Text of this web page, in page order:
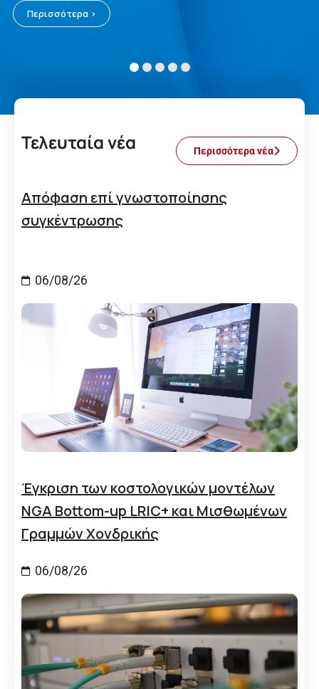
Περισσότερα >
Τελευταία νέα Περισσότερα νέα
Απόφαση επί γνωστοποίησης
συγκέντρωσης
06/08/26
Έγκριση των κοστολογικών μοντέλων
NGA Bottom-up LRIC+ και Μισθωμένων
Γραμμών Χονδρικής
06/08/26